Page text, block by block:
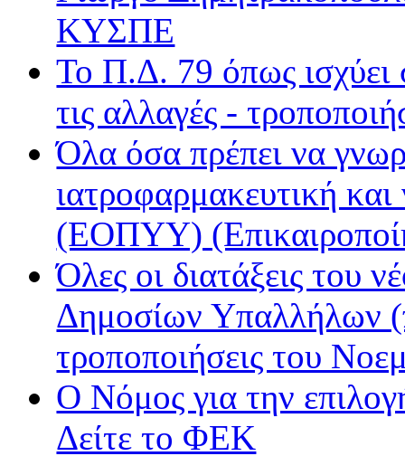
Εν Λευκώ
Μινόρε FM
ΝΕΤ
Ράδιο Άστυ
Ρυθμός
ΚΥΣΠΕ
Το Π.Δ. 79 όπως ισχύει
τις αλλαγές -
Όλα όσα πρέπει να
ιατροφαρμακευτική
(ΕΟΠΥΥ)
Όλες οι διατάξεις του
Δημοσίων Υπαλλήλων
τροποποιήσεις του
Ο Νόμος για την
Δείτε το ΦΕΚ